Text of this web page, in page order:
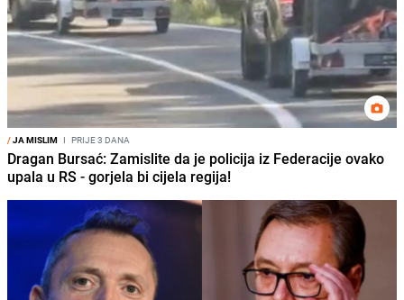
/JA MISLIM I PRIJE 3 DANA
Dragan Bursać: Zamislite da je policija iz Federacije ovako
upala u RS - gorjela bi cijela regija!